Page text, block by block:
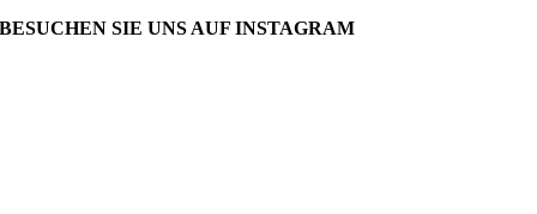
BESUCHEN SIE UNS AUF INSTAGRAM